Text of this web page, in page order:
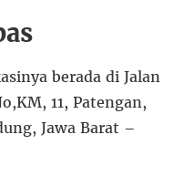
berada di Jalan
11, Patengan,
Jawa Barat –